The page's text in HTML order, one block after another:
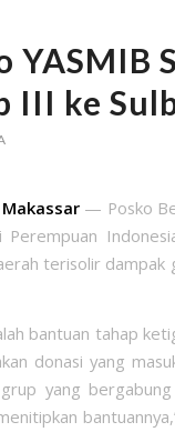
YASMIB
III ke
— Posko
Perempuan
terisolir dampak
bantuan tahap
donasi yang
yang